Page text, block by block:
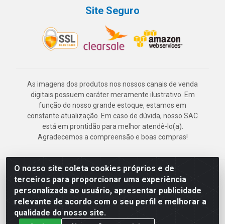
O nosso site coleta cookies próprios e de
terceiros para proporcionar uma experiência
personalizada ao usuário, apresentar publicidade
relevante de acordo com o seu perfil e melhorar a
qualidade do nosso site.
Site Seguro
As imagens dos produtos nos nossos canais de venda
digitais possuem caráter meramente ilustrativo. Em
função do nosso grande estoque, estamos em
constante atualização. Em caso de dúvida, nosso SAC
está em prontidão para melhor atendê-lo(a).
Agradecemos a compreensão e boas compras!
Deskontão Atacado - Av. Marechal Mascarenhas de Morais, 2471 -
Imbiribeira - Recife/PE - CEP 51.150-001 - CNPJ 24.150.377/0003-
57